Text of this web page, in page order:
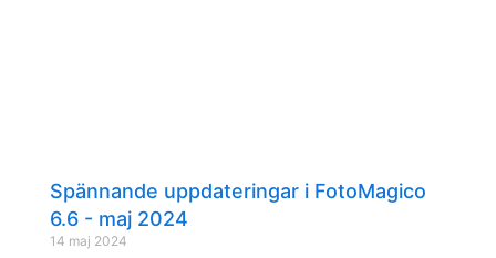
Spännande uppdateringar i FotoMagico
6.6 - maj 2024
14 maj 2024